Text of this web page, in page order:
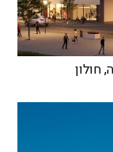
חולון